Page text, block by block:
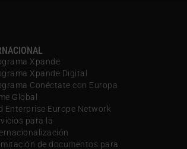
Xpande
Xpande Digital
Conéctate con Europa
Global
Enterprise Europe Network
para la
de documentos para